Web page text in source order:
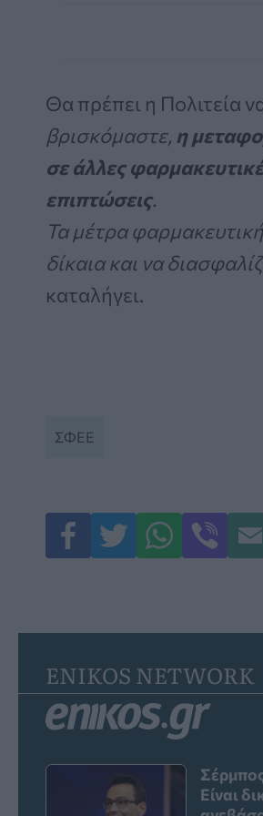
Θα πρέπει η Πολιτεία
βρισκόμαστε, η
σε άλλες
επιπτώσεις.
Τα μέτρα
δίκαια και να
καταλήγει.
ΣΦΕΕ
ENIKOS NETWORK
Είναι